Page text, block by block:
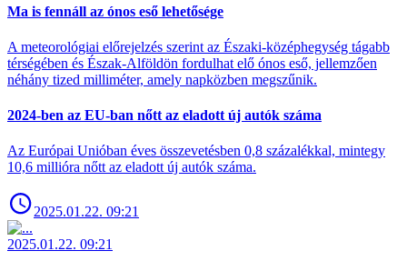
Ma is fennáll az ónos eső lehetősége
A meteorológiai előrejelzés szerint az Északi-középhegység tágabb
térségében és Észak-Alföldön fordulhat elő ónos eső, jellemzően
néhány tized milliméter, amely napközben megszűnik.
2024-ben az EU-ban nőtt az eladott új autók száma
Az Európai Unióban éves összevetésben 0,8 százalékkal, mintegy
10,6 millióra nőtt az eladott új autók száma.
2025.01.22. 09:21
2025.01.22. 09:21